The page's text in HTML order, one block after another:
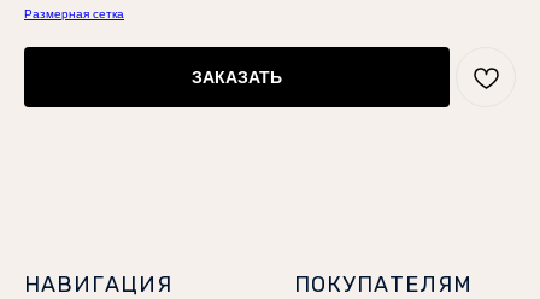
Размерная сетка
ЗАКАЗАТЬ
НАВИГАЦИЯ
ПОКУПАТЕЛЯМ